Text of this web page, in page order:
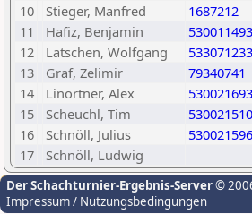
10
Stieger, Manfred 1687212
11
Hafiz, Benjamin 530011493
12
Latschen, Wolfgang 533071233
13
Graf, Zelimir 79340741
14
Linortner, Alex 530021693
15
Scheuchl, Tim 530021510
16
Schnöll, Julius 530021596
17
Schnöll, Ludwig
Der Schachturnier-Ergebnis-Server©
Impressum / Nutzungsbedingungen